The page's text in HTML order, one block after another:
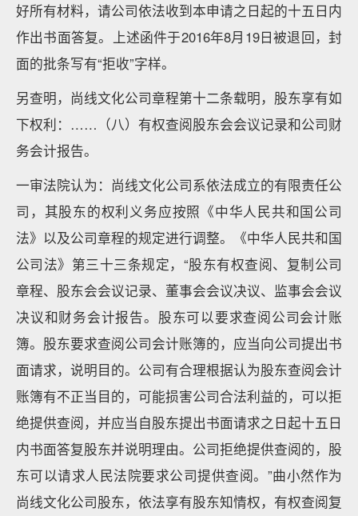
好所有材料，请公司依法收到本申请之日起的十五日内
作出书面答复。上述函件于2016年8月19日被退回，封
面的批条写有“拒收”字样。
另查明，尚线文化公司章程第十二条载明，股东享有如
下权利：……（八）有权查阅股东会会议记录和公司财
务会计报告。
一审法院认为：尚线文化公司系依法成立的有限责任公
司，其股东的权利义务应按照《中华人民共和国公司
法》以及公司章程的规定进行调整。《中华人民共和国
公司法》第三十三条规定，“股东有权查阅、复制公司
章程、股东会会议记录、董事会会议决议、监事会会议
决议和财务会计报告。股东可以要求查阅公司会计账
簿。股东要求查阅公司会计账簿的，应当向公司提出书
面请求，说明目的。公司有合理根据认为股东查阅会计
账簿有不正当目的，可能损害公司合法利益的，可以拒
绝提供查阅，并应当自股东提出书面请求之日起十五日
内书面答复股东并说明理由。公司拒绝提供查阅的，股
东可以请求人民法院要求公司提供查阅。”曲小然作为
尚线文化公司股东，依法享有股东知情权，有权查阅复